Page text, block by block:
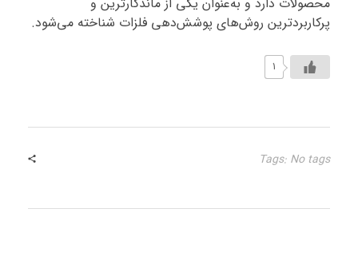
پرکاربردترین روش‌های پوشش‌دهی فلزات شناخته می‌شود.
1
Tags: No tags